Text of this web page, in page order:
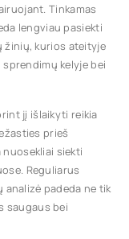
Tinkamas
lengviau pasiekti
žinių, kurios ateityje
kelyje bei
jį išlaikyti reikia
prieš
siekti
Reguliarus
analizė padeda ne tik
saugaus bei